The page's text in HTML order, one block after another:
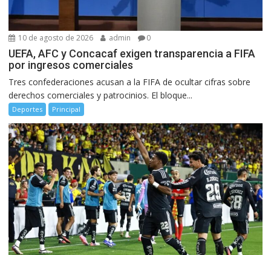
10 de agosto de 2026 admin 0
UEFA, AFC y Concacaf exigen transparencia a FIFA
por ingresos comerciales
Tres confederaciones acusan a la FIFA de ocultar cifras sobre
derechos comerciales y patrocinios. El bloque...
Deportes Principal